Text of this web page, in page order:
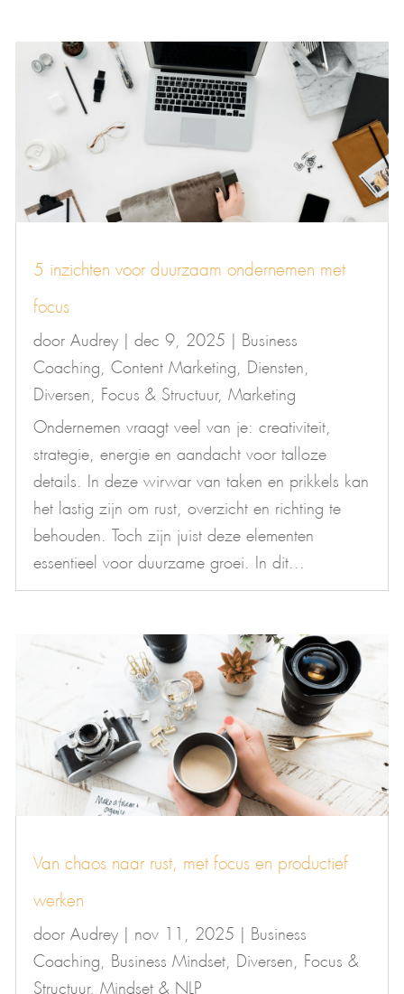
5 inzichten voor duurzaam ondernemen met
focus
door Audrey| dec 9, 2025 Business
Coaching Content Marketing Diensten
Diversen Focus & Structuur, Marketing
Ondernemen vraagt veel van je: creativiteit,
strategie, energie en aandacht voor talloze
details. In deze wirwar van taken en prikkels kan
het lastig zijn om rust, overzicht en richting te
behouden. Toch zijn juist deze elementen
essentieel voor duurzame groei. In dit...
Van chaos naar rust, met focus en productief
werken
Audrey nov 11, 2025 Business
Coaching Business Mindset Diversen Focus &
Structuur Mindset & NLP